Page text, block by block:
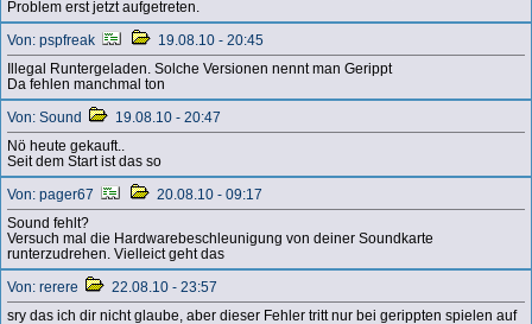
Problem erst jetzt aufgetreten.
Von: pspfreak
19.08.10 - 20:45
Illegal Runtergeladen. Solche Versionen nennt man Gerippt
Da fehlen manchmal ton
Von: Sound
19.08.10 - 20:47
Nö heute gekauft..
Seit dem Start ist das so
Von: pager67
20.08.10 - 09:17
Sound fehlt?
Versuch mal die Hardwarebeschleunigung von deiner Soundkarte
runterzudrehen. Vielleict geht das
Von: rerere
22.08.10 - 23:57
sry das ich dir nicht glaube, aber dieser Fehler tritt nur bei gerippten spielen auf